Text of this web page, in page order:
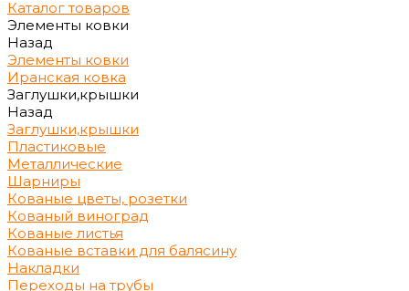
Каталог товаров
Элементы ковки
Назад
Элементы ковки
Иранская ковка
Заглушки,крышки
Назад
Заглушки,крышки
Пластиковые
Металлические
Шарниры
Кованые цветы, розетки
Кованый виноград
Кованые листья
Кованые вставки для балясину
Накладки
Переходы на трубы